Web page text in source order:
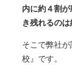
内に約４割
き残れるのは
そこで弊社
校』です。